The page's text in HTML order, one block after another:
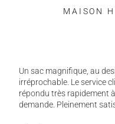
MAISON
Un sac magnifique, au
irréprochable. Le service
répondu très rapidement
demande. Pleinement